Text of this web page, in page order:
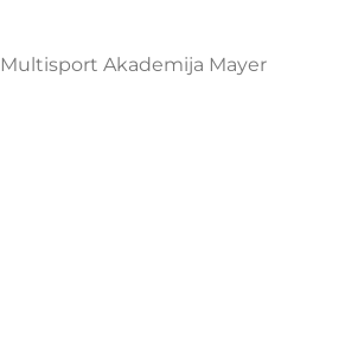
Multisport Akademija Mayer